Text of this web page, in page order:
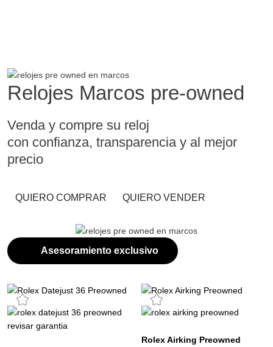
Relojes Marcos pre-owned
Venda y compre su reloj
con confianza, transparencia y al mejor
precio
QUIERO COMPRAR QUIERO VENDER
Asesoramiento exclusivo
Rolex Airking Preowned